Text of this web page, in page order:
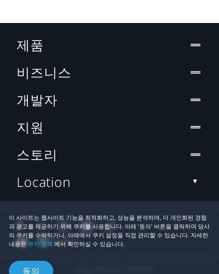
이 사이트는 웹사이트 기능을 최적화하고, 성능을 분석하며, 더 개인화된 경험
과 광고를 제공하기 위해 쿠키를 사용합니다. 아래 '동의' 버튼을 클릭하여 당사
의 쿠키를 수락하거나, 아래에서 쿠키 설정을 직접 관리할 수 있습니다. 자세한
내용은 쿠키 정책 에서 확인하실 수 있습니다.
동의
제품
비즈니스
개발자
지원
스토리
Location